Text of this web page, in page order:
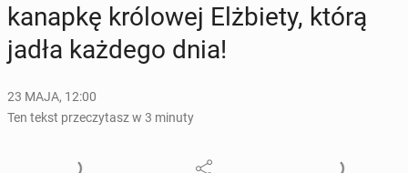
kanapkę kró­lo­wej Elż­bie­ty, którą
jadła każdego dnia!
23 MAJA, 12:00
Ten tekst przeczytasz w 3 minuty